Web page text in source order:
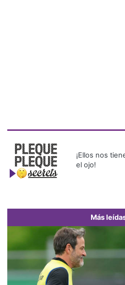
¡Ellos nos
el ojo!
Más